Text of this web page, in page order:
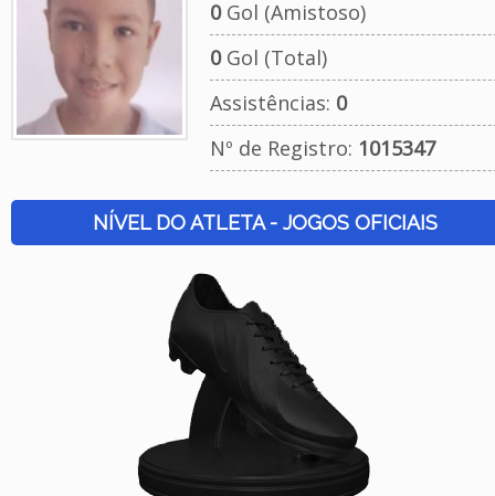
0Gol (Amistoso)
0Gol (Total)
Assistências: 0
Nº de Registro: 1015347
NÍVEL DO ATLETA - JOGOS OFICIAIS